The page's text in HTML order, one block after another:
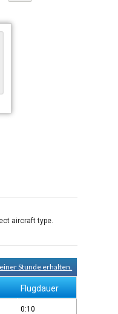
aircraft type.
Stunde erhalten.
Flugdauer
0:10